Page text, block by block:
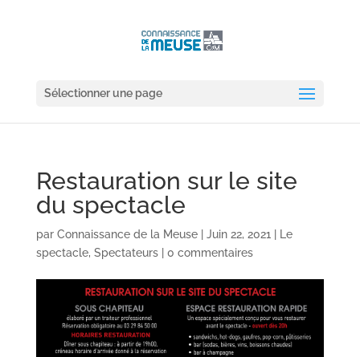
Sélectionner une page
Restauration sur le site
du spectacle
par Connaissance de la Meuse| Juin 22, 2021
Le
spectacle, Spectateurs| 0 commentaires